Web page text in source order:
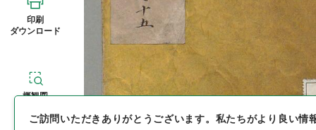
印刷
ダウンロード
概観図
ご訪問いただきありがとうございます。 私たちがより良い情